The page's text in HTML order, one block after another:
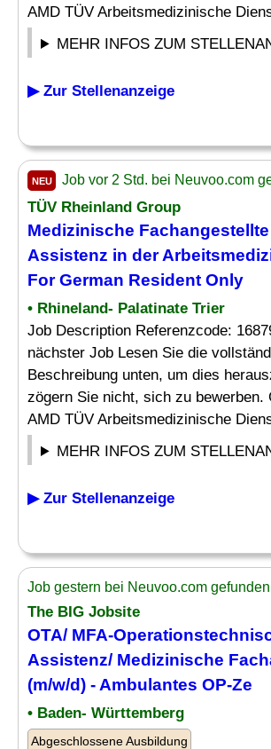
AMD TÜV Arbeitsmedizinische
MEHR INFOS ZUM
▶ Zur Stellenanzeige
NEU Job vor 2 Std. bei Neuvoo.com
TÜV Rheinland Group
Medizinische Fachangestellte
Assistenz in der
For German Resident Only
• Rhineland- Palatinate Trier
Job Description Referenzcode:
nächster Job Lesen Sie die
Beschreibung unten, um dies
zögern Sie nicht, sich zu bewerben.
AMD TÜV Arbeitsmedizinische
MEHR INFOS ZUM
▶ Zur Stellenanzeige
Job gestern bei Neuvoo.com gefunden
The BIG Jobsite
OTA/ MFA-
Assistenz/ Medizinische
(m/w/d) - Ambulantes OP-Ze
• Baden- Württemberg
Abgeschlossene Ausbildung